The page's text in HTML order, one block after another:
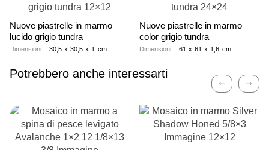
Nuove piastrelle in marmo
lucido grigio tundra
Dimensioni: 30,5 x 30,5 x 1 cm
Nuove piastrelle in marmo
color grigio tundra
Dimensioni: 61 x 61 x 1,6 cm
Potrebbero anche interessarti